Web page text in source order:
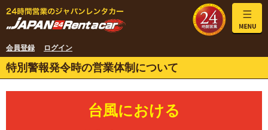
会員登録 ログイン
特別警報発令時の営業体制について
台風における